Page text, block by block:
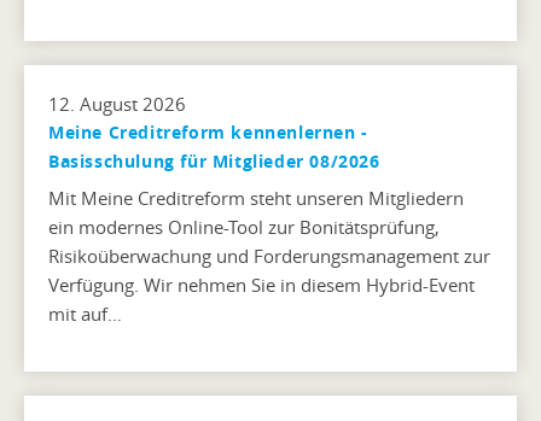
12. August 2026
Meine Creditreform kennenlernen -
Basisschulung für Mitglieder 08/2026
Mit Meine Creditreform steht unseren Mitgliedern
ein modernes Online-Tool zur Bonitätsprüfung,
Risikoüberwachung und Forderungsmanagement zur
Verfügung. Wir nehmen Sie in diesem Hybrid-Event
mit auf…